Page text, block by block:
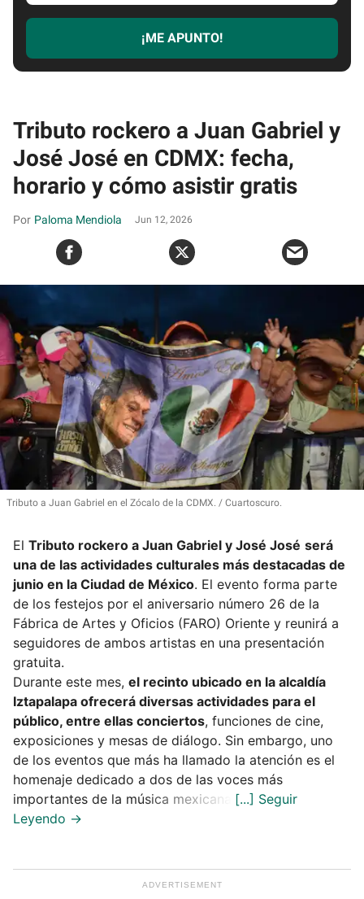
email
¡ME APUNTO!
Tributo rockero a Juan Gabriel y
José José en CDMX: fecha,
horario y cómo asistir gratis
Paloma Mendiola Jun 12, 2026
Tributo a Juan Gabriel en el Zócalo de la CDMX. Cuartoscuro.
El Tributo rockero a Juan Gabriel y José José será
una de las actividades culturales más destacadas de
junio en la Ciudad de México. El evento forma parte
de los festejos por el aniversario número 26 de la
Fábrica de Artes y Oficios (FARO) Oriente y reunirá a
seguidores de ambos artistas en una presentación
gratuita.
Durante este mes, el recinto ubicado en la alcaldía
Iztapalapa ofrecerá diversas actividades para el
público, entre ellas conciertos, funciones de cine,
exposiciones y mesas de diálogo. Sin embargo, uno
de los eventos que más ha llamado la atención es el
homenaje dedicado a dos de las voces más
importantes de la música mexicana.